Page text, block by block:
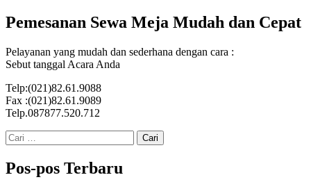
Pemesanan Sewa Meja Mudah dan Cepat
Pelayanan yang mudah dan sederhana dengan cara :
Sebut tanggal Acara Anda
Telp:(021)82.61.9088
Fax :(021)82.61.9089
Telp.087877.520.712
Cari
untuk:
Pos-pos Terbaru